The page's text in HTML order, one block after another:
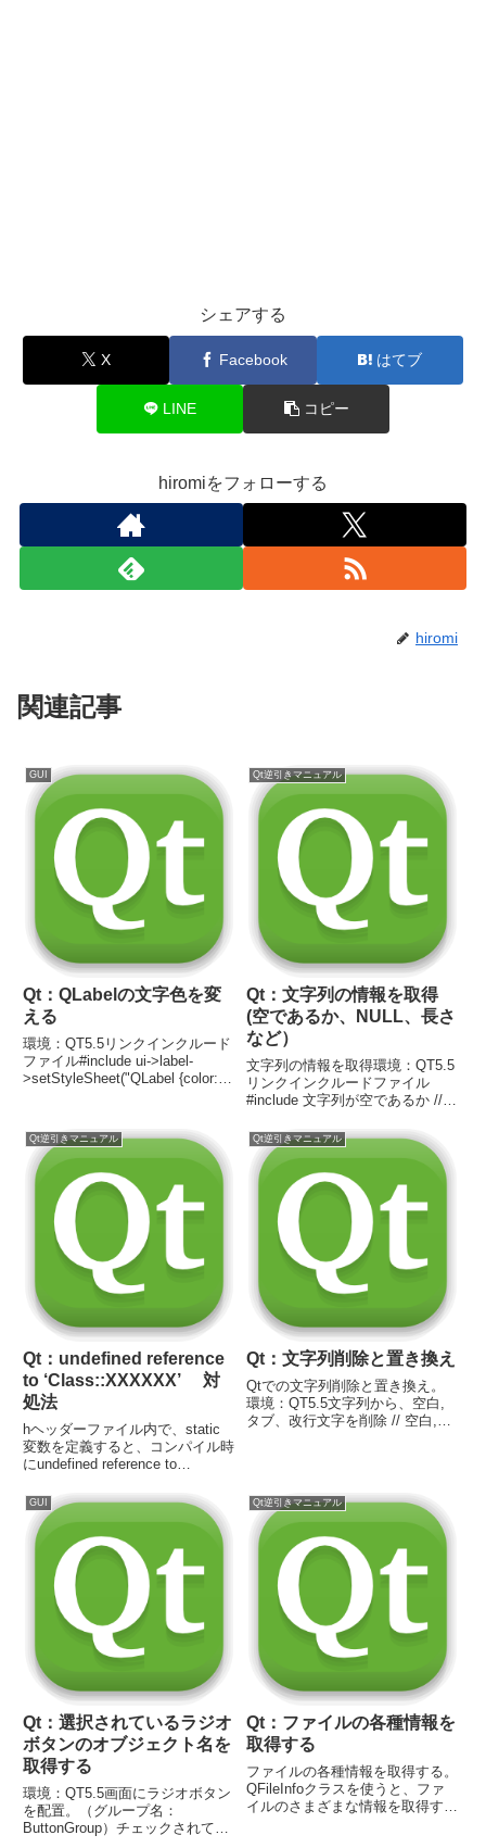
シェアする
X Facebook はてブ
LINE コピー
hiromiをフォローする
hiromi
関連記事
GUI
Qt：QLabelの文字色を変
える
環境：QT5.5リンクインクルード
ファイル#include ui->label-
>setStyleSheet("QLabel {color:
Qt逆引きマニュアル
Qt：文字列の情報を取得
(空であるか、NULL、長さ
など）
文字列の情報を取得環境：QT5.5
リンクインクルードファイル
#include 文字列が空であるか //
true ) { // 空である場合の処理}
else { // 空...
Qt逆引きマニュアル
Qt：undefined reference
to ‘Class::XXXXXX’ 対
処法
hヘッダーファイル内で、static
変数を定義すると、コンパイル時
にundefined reference to
合の対処法。環境：QT5.5ヘッダ
ーファイル内で以下のように定義
private...
Qt逆引きマニュアル
Qt：文字列削除と置き換え
Qtでの文字列削除と置き換え。
環境：QT5.5文字列から、空白,
タブ、改行文字を削除 // 空白,タ
GUI
Qt：選択されているラジオ
ボタンのオブジェクト名を
取得する
環境：QT5.5画面にラジオボタン
を配置。（グループ名：
ButtonGroup）チェックされてい
Qt逆引きマニュアル
Qt：ファイルの各種情報を
取得する
ファイルの各種情報を取得する。
QFileInfoクラスを使うと、ファ
イルのさまざまな情報を取得する